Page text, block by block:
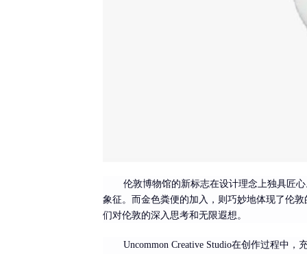
伦敦博物馆的新标志在设计理念上独具匠
象征。而金色粪便的加入，则巧妙地体现了伦
们对伦敦的深入思考和无限遐想。
Uncommon Creative Studio在创作过程中